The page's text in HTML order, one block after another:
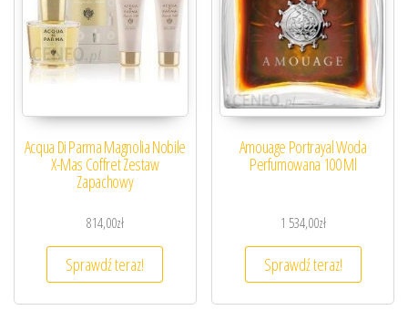
Acqua Di Parma Magnolia Nobile
X-Mas Coffret Zestaw
Zapachowy
814,00zł
Sprawdź teraz!
Amouage Portrayal Woda
Perfumowana 100 Ml
1 534,00zł
Sprawdź teraz!